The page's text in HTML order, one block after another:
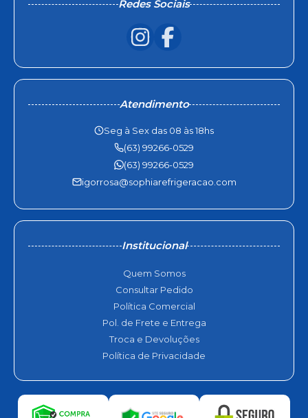
Redes Sociais
Atendimento
Seg à Sex das 08 às 18hs
(63) 99266-0529
(63) 99266-0529
igorrosa@sophiarefrigeracao.com
Institucional
Quem Somos
Consultar Pedido
Política Comercial
Pol. de Frete e Entrega
Troca e Devoluções
Política de Privacidade